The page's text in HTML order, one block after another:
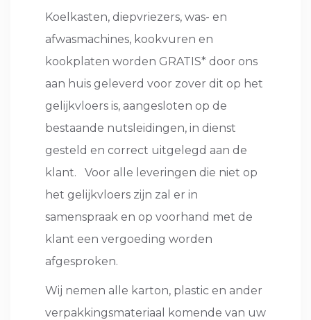
Koelkasten, diepvriezers, was- en
afwasmachines, kookvuren en
kookplaten worden GRATIS* door ons
aan huis geleverd voor zover dit op het
gelijkvloers is, aangesloten op de
bestaande nutsleidingen, in dienst
gesteld en correct uitgelegd aan de
klant. Voor alle leveringen die niet op
het gelijkvloers zijn zal er in
samenspraak en op voorhand met de
klant een vergoeding worden
afgesproken.
Wij nemen alle karton, plastic en ander
verpakkingsmateriaal komende van uw